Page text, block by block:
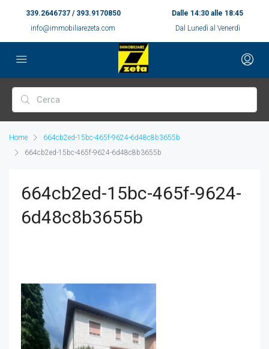
339.2646737 / 393.9170850
info@immobiliarezeta.com
Dalle 14:30 alle 18:45
Dal Lunedì al Venerdì
Home
664cb2ed-15bc-465f-9624-6d48c8b3655b
664cb2ed-15bc-465f-9624-6d48c8b3655b
664cb2ed-15bc-465f-9624-
6d48c8b3655b